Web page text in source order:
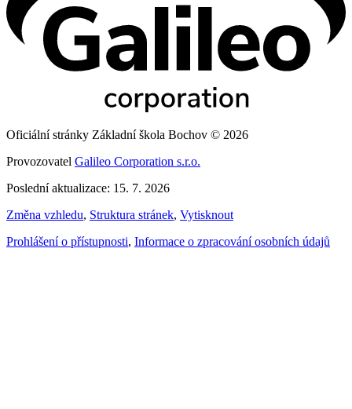
Oficiální stránky Základní škola Bochov © 2026
Provozovatel Galileo Corporation s.r.o.
Poslední aktualizace: 15. 7. 2026
Změna vzhledu, Struktura stránek, Vytisknout
Prohlášení o přístupnosti, Informace o zpracování osobních údajů